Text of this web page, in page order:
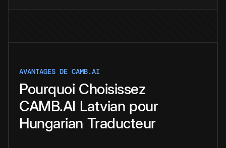
AVANTAGES DE CAMB.AI
Pourquoi Choisissez
CAMB.AI Latvian pour
Hungarian Traducteur